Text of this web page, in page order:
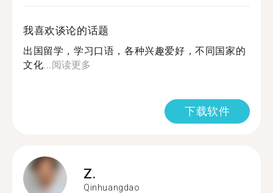
我喜欢谈论的话题
出国留学，学习口语，各种兴趣爱好，不同国家的
文化... 阅读更多
下载软件
Z.
Qinhuangdao